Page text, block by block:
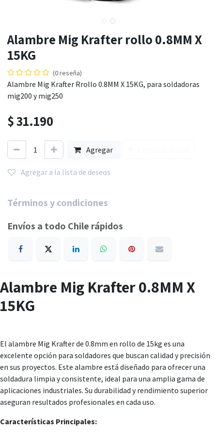
Alambre Mig Krafter rollo 0.8MM X
15KG
(0 reseña)
Alambre Mig Krafter Rrollo 0.8MM X 15KG, para soldadoras
mig200 y mig250
$31.190
Agregar
Agregar a la lista de deseos
Términos y condiciones
Envíos a todo Chile rápidos
Alambre Mig Krafter 0.8MM X
15KG
El alambre Mig Krafter de 0.8mm en rollo de 15kg es una
excelente opción para soldadores que buscan calidad y precisión
en sus proyectos. Este alambre está diseñado para ofrecer una
soldadura limpia y consistente, ideal para una amplia gama de
aplicaciones industriales. Su durabilidad y rendimiento superior
aseguran resultados profesionales en cada uso.
Características Principales: